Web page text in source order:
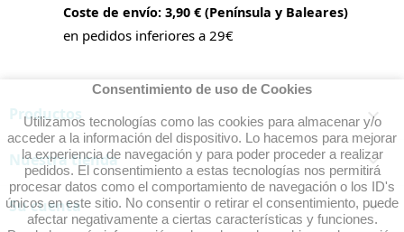
Coste de envío: 3,90 € (Península y Baleares)
en pedidos inferiores a 29€
Productos 
Nuestra tienda 
Su cuenta 
Consentimiento de uso de Cookies
Utilizamos tecnologías como las cookies para almacenar y/o
acceder a la información del dispositivo. Lo hacemos para mejorar
la experiencia de navegación y para poder proceder a realizar
pedidos. El consentimiento a estas tecnologías nos permitirá
procesar datos como el comportamiento de navegación o los ID's
únicos en este sitio. No consentir o retirar el consentimiento, puede
afectar negativamente a ciertas características y funciones.